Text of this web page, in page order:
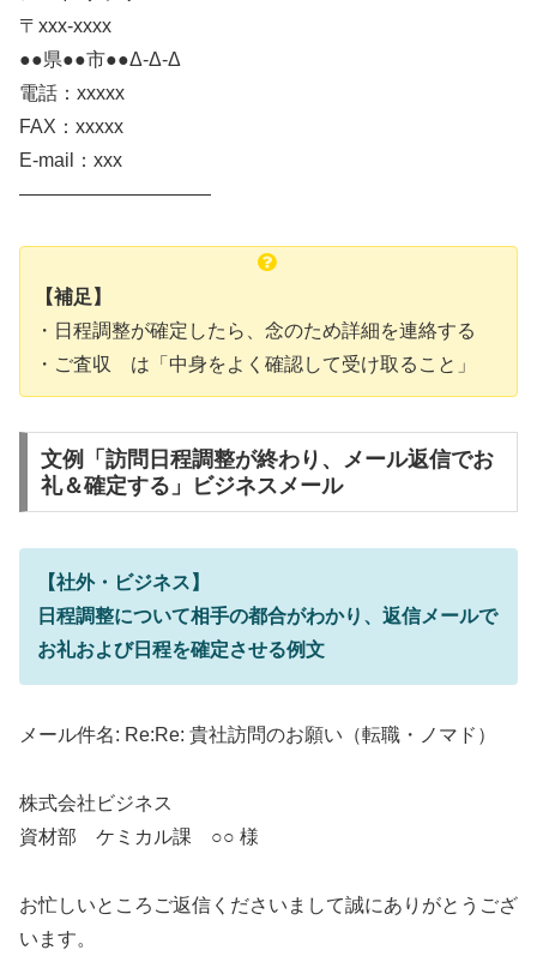
〒xxx-xxxx
●●県●●市●●Δ-Δ-Δ
電話：xxxxx
FAX：xxxxx
E-mail：xxx
——————————
【補足】
・日程調整が確定したら、念のため詳細を連絡する
・ご査収 は「中身をよく確認して受け取ること」
文例「訪問日程調整が終わり、メール返信でお
礼＆確定する」ビジネスメール
【社外・ビジネス】
日程調整について相手の都合がわかり、返信メールで
お礼および日程を確定させる例文
メール件名: Re:Re: 貴社訪問のお願い（転職・ノマド）
株式会社ビジネス
資材部 ケミカル課 ○○ 様
お忙しいところご返信くださいまして誠にありがとうござ
います。